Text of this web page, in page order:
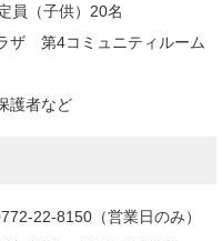
（子供）20名
第4コミュニティルーム
護者など
22-8150（営業日のみ）